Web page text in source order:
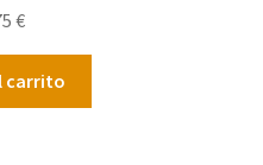
€
carrito